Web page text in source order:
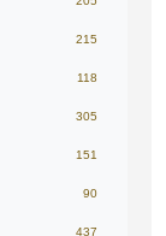
215
118
305
151
90
437